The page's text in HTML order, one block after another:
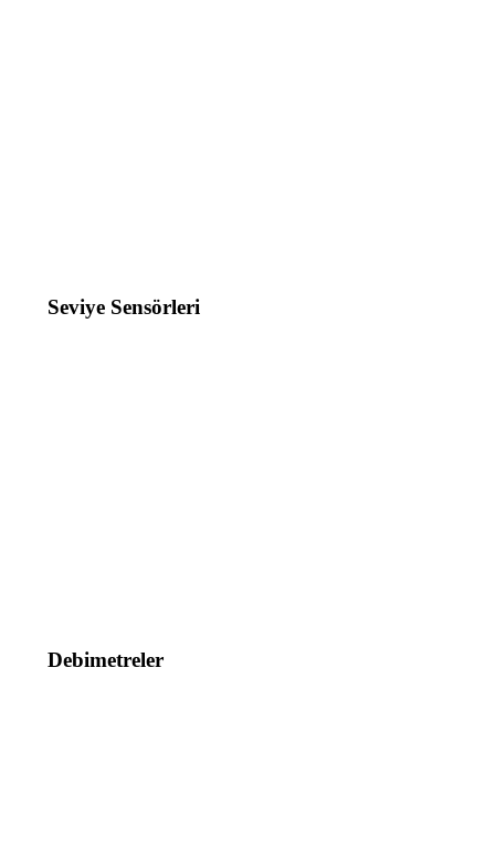
Seviye Sensörleri
Debimetreler